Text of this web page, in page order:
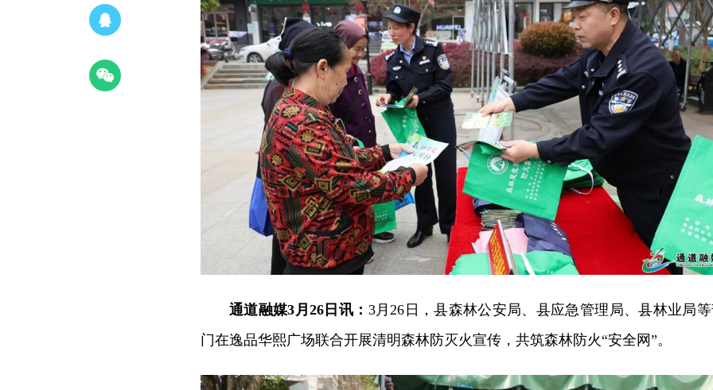
通道融媒3月26日讯： 3月26日，县森林公安局、县应急管理局、县林业局
门在逸品华熙广场联合开展清明森林防灭火宣传，共筑森林防火“安全网”。